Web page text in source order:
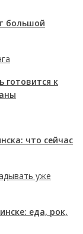
большой
готовится к
что сейчас
уже
еда, рок,